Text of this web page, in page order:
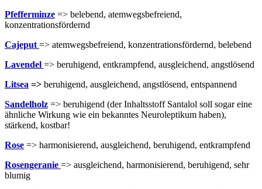
Pfefferminze => belebend, atemwegsbefreiend,
konzentrationsfördernd
Cajeput => atemwegsbefreiend, konzentrationsfördernd, belebend
Lavendel => beruhigend, entkrampfend, ausgleichend, angstlösend
Litsea => beruhigend, ausgleichend, angstlösend, entspannend
Sandelholz => beruhigend (der Inhaltsstoff Santalol soll sogar eine
ähnliche Wirkung wie ein bekanntes Neuroleptikum haben),
stärkend, kostbar!
Rose => harmonisierend, ausgleichend, beruhigend, entkrampfend
Rosengeranie => ausgleichend, harmonisierend, beruhigend, sehr
blumig